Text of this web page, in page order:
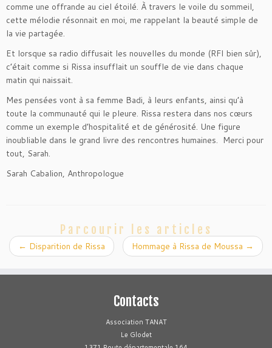
comme une offrande au ciel étoilé. À travers le voile du sommeil,
cette mélodie résonnait en moi, me rappelant la beauté simple de
la vie partagée.
Et lorsque sa radio diffusait les nouvelles du monde (RFI bien sûr),
c’était comme si Rissa insufflait un souffle de vie dans chaque
matin qui naissait.
Mes pensées vont à sa femme Badi, à leurs enfants, ainsi qu’à
toute la communauté qui le pleure. Rissa restera dans nos cœurs
comme un exemple d’hospitalité et de générosité. Une figure
inoubliable dans le grand livre des rencontres humaines. Merci pour
tout, Sarah.
Sarah Cabalion, Anthropologue
Parcourir les articles
← Disparition de Rissa Hommage à Rissa de Moussa →
Contacts
Association TANAT
Le Glodet